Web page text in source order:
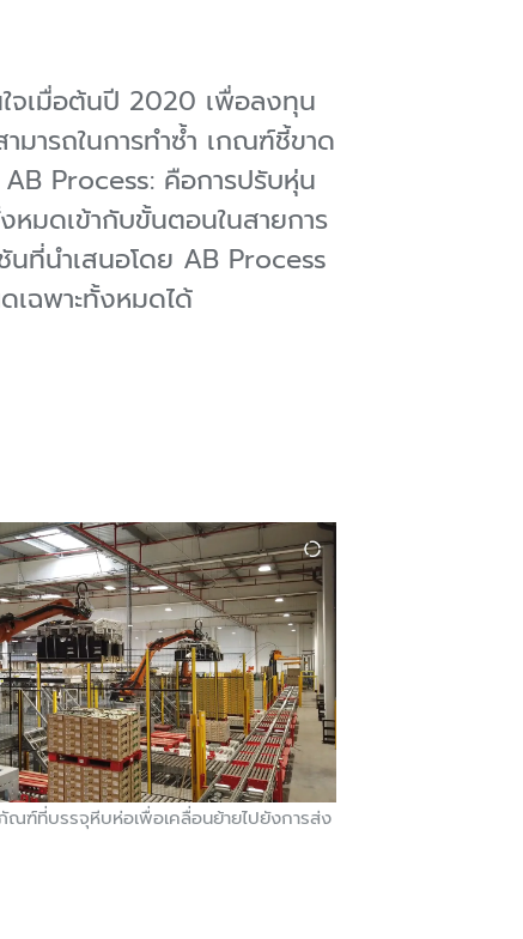
ใจเมื่อต้นปี 2020 เพื่อลงทุน
ารถในการทำซ้ำ เกณฑ์ชี้ขาด
Process: คือการปรับหุ่น
หมดเข้ากับขั้นตอนในสายการ
ที่นำเสนอโดย AB Process
เฉพาะทั้งหมดได้
ฑ์ที่บรรจุหีบห่อเพื่อเคลื่อนย้ายไปยังการส่ง